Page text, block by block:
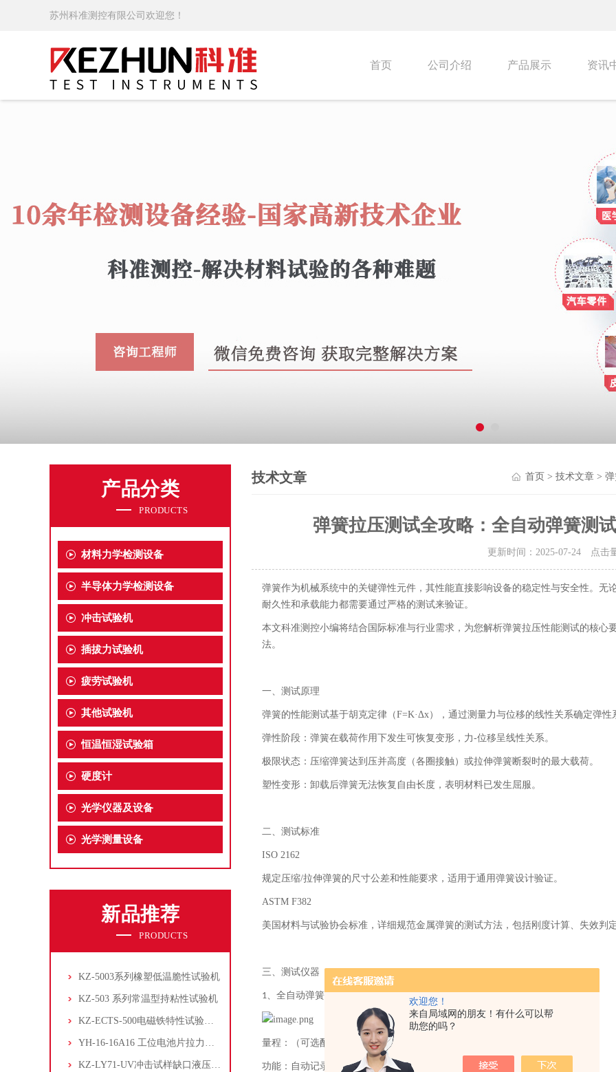
欢迎您！
来自局域网的朋友！有什么可以帮
助您的吗？
苏州科准测控有限公司欢迎您！
首页 公司介绍 产品展示 资讯
产品分类
PRODUCTS
材料力学检测设备
半导体力学检测设备
冲击试验机
插拔力试验机
疲劳试验机
其他试验机
恒温恒湿试验箱
硬度计
光学仪器及设备
光学测量设备
新品推荐
PRODUCTS
KZ-5003系列橡塑低温脆性试验机
KZ-503 系列常温型持粘性试验机
KZ-ECTS-500电磁铁特性试验系统
YH-16-16A16 工位电池片拉力试验机
KZ-LY71-UV冲击试样缺口液压拉床
技术文章 首页 > 技术文章 >
弹簧拉压测试全攻略：全自动弹簧测
更新时间：2025-07-24 点击
弹簧作为机械系统中的关键弹性元件，其性能直接影响设备的稳定性与安全性。
耐久性和承载能力都需要通过严格的测试来验证。
本文科准测控小编将结合国际标准与行业需求，为您解析弹簧拉压性能测试的核心
法。
一、测试原理
弹簧的性能测试基于胡克定律（F=K·Δx），通过测量力与位移的线性关系确定弹
弹性阶段：弹簧在载荷作用下发生可恢复变形，力-位移呈线性关系。
极限状态：压缩弹簧达到压并高度（各圈接触）或拉伸弹簧断裂时的最大载荷。
塑性变形：卸载后弹簧无法恢复自由长度，表明材料已发生屈服。
二、测试标准
ISO 2162
规定压缩/拉伸弹簧的尺寸公差和性能要求，适用于通用弹簧设计验证。
ASTM F382
美国材料与试验协会标准，详细规范金属弹簧的测试方法，包括刚度计算、失效判
三、测试仪器
1、 全自动弹簧测试机
量程：（可选配大力值设备）（覆盖微型弹簧至重型工业弹簧）。
功能：自动记录力 位移曲线，计算刚度、压并载荷等参数。